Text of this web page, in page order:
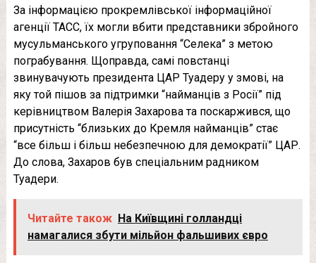
За інформацією прокремлівської інформаційної
агенції ТАСС, їх могли вбити представники збройного
мусульманського угруповання “Селека” з метою
пограбування. Щоправда, самі повстанці
звинувачують президента ЦАР Туадеру у змові, на
яку той пішов за підтримки “найманців з Росії” під
керівництвом Валерія Захарова та поскаржився, що
присутність “близьких до Кремля найманців” стає
“все більш і більш небезпечною для демократії” ЦАР.
До слова, Захаров був спеціальним радником
Туадери.
Читайте також На Київщині голландці
намагалися збути мільйон фальшивих євро